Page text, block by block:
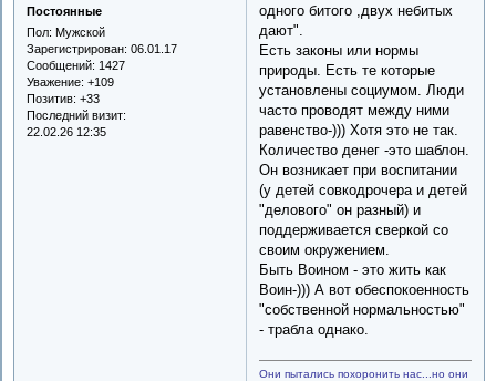
Постоянные
Пол: Мужской
Зарегистрирован: 06.01.17
Сообщений: 1427
Уважение: +109
Позитив: +33
Последний визит:
22.02.26 12:35
одного битого ,двух небитых
дают".
Есть законы или нормы
природы. Есть те которые
установлены социумом. Люди
часто проводят между ними
равенство-))) Хотя это не так.
Количество денег -это шаблон.
Он возникает при воспитании
(у детей совкодрочера и детей
"делового" он разный) и
поддерживается сверкой со
своим окружением.
Быть Воином - это жить как
Воин-))) А вот обеспокоенность
"собственной нормальностью"
- трабла однако.
Они пытались похоронить нас...но они